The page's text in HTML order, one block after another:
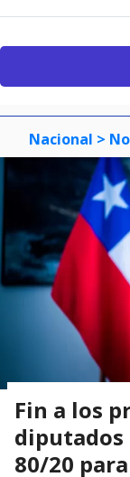
Nacional >
Fin a los
diputados
80/20